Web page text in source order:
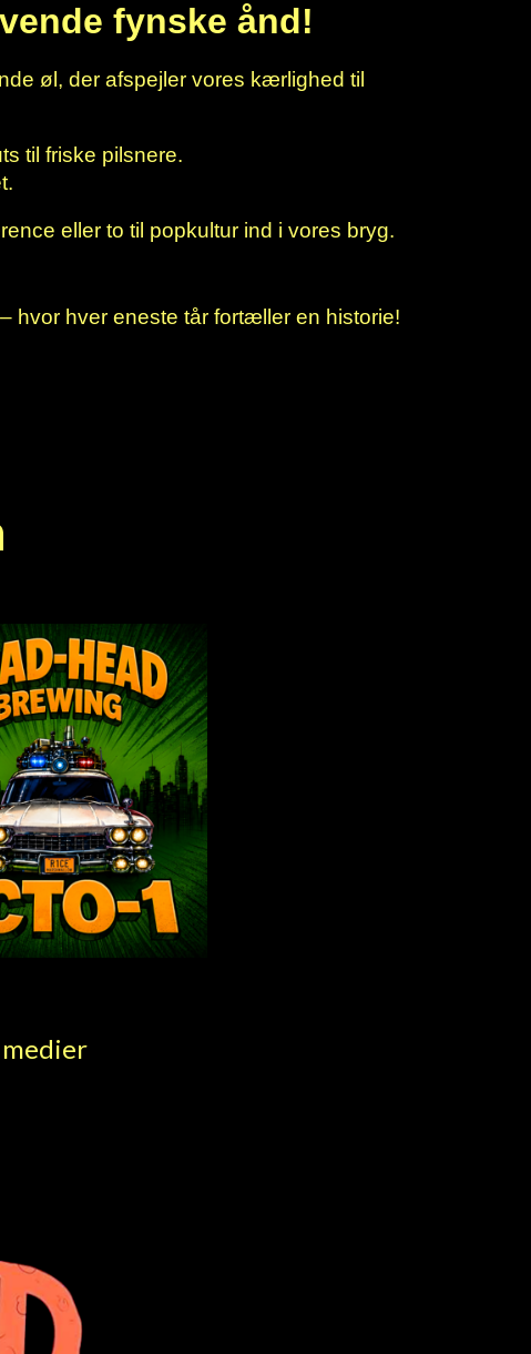
fynske ånd!
øl, der afspejler vores kærlighed til
til friske pilsnere.
eller to til popkultur ind i vores bryg.
hvor hver eneste tår fortæller en historie!
medier